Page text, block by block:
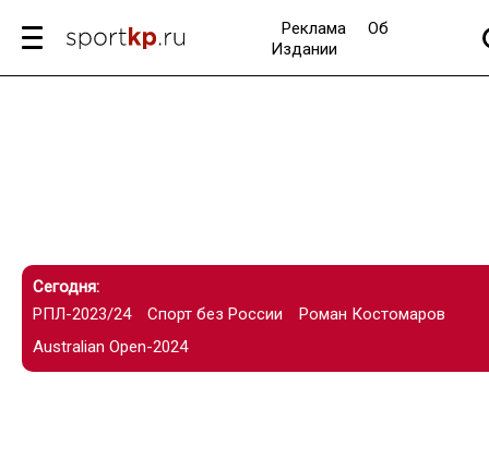
Реклама
Об
Издании
Сегодня:
РПЛ-2023/24
Спорт без России
Роман Костомаров
Australian Open-2024